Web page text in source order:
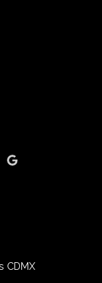
CDMX